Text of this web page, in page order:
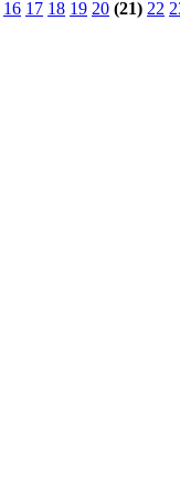
16 17 18 19 20 (21) 22